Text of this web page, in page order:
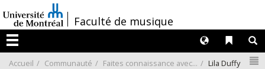
au
contenu
/Faculté de musique
Menu
Liens
Langues
Accueil Communauté Faites connaissance avec... Lila Duffy